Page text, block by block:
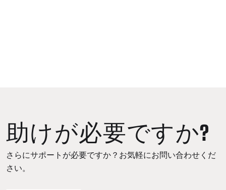
助けが必要ですか?
さらにサポートが必要ですか？お気軽にお問い合わせくだ
さい。